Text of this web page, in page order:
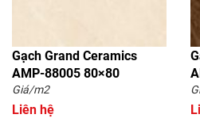
Gạch Grand Ceramics
AMP-88005 80×80
Giá/m2
Liên hệ